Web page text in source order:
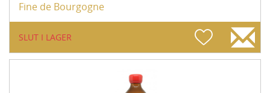
Fine de Bourgogne
SLUT I LAGER